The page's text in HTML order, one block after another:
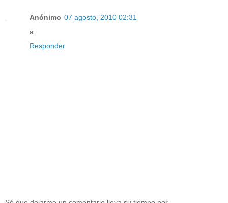
Anónimo 07 agosto, 2010 02:31
a
Responder